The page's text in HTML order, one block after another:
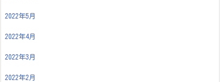
2022年5月
2022年4月
2022年3月
2022年2月